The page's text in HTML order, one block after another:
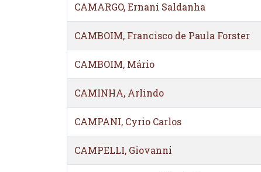
CAMARGO, Ernani Saldanha
CAMBOIM, Francisco de Paula Forster
CAMBOIM, Mário
CAMINHA, Arlindo
CAMPANI, Cyrio Carlos
CAMPELLI, Giovanni